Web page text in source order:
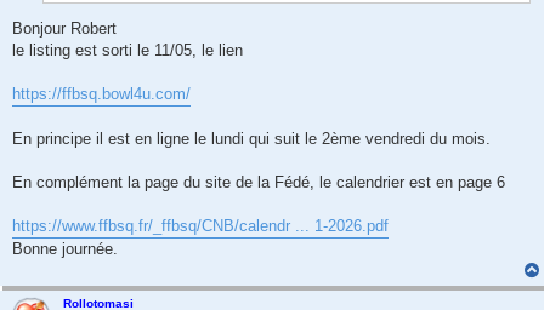
Bonjour Robert
le listing est sorti le 11/05, le lien
https://ffbsq.bowl4u.com/
En principe il est en ligne le lundi qui suit le 2ème vendredi du mois.
En complément la page du site de la Fédé, le calendrier est en page 6
https://www.ffbsq.fr/_ffbsq/CNB/calendr ... 1-2026.pdf
Bonne journée.
Rollotomasi